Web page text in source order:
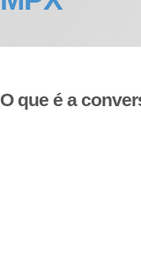
O que é a